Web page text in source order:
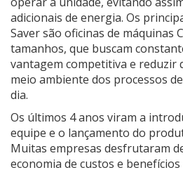
adicionais de energia. Os
Saver são oficinas de máquinas
tamanhos, que buscam
vantagem competitiva e reduzir
meio ambiente dos processos
dia.
Os últimos 4 anos viram a
equipe e o lançamento do
Muitas empresas desfrutaram
economia de custos e